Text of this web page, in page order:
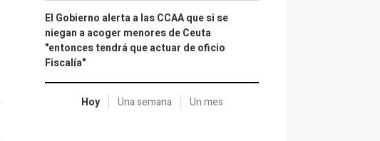
El Gobierno alerta a las CCAA que si se
niegan a acoger menores de Ceuta
"entonces tendrá que actuar de oficio
Fiscalía"
Hoy Una semana Un mes